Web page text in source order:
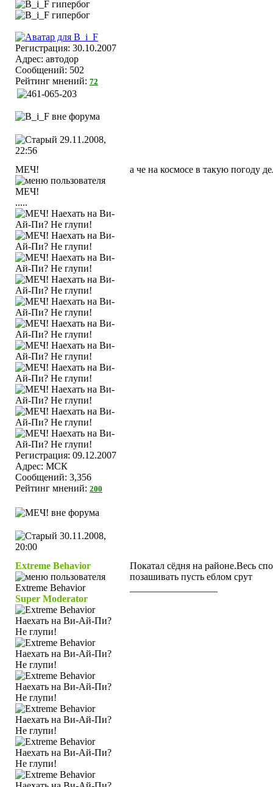
Регистрация: 30.10.2007
Адрес: автодор
Сообщений: 502
Рейтинг мнений: 72
29.11.2008,
22:56
МЕЧ!
.....
Регистрация: 09.12.2007
Адрес: МСК
Сообщений: 3,356
Рейтинг мнений: 200
а че на космосе в такую погоду
30.11.2008,
20:00
Extreme Behavior
Super Moderator
Покатал сёдня на районе.Весь
позашивать пусть еблом срут